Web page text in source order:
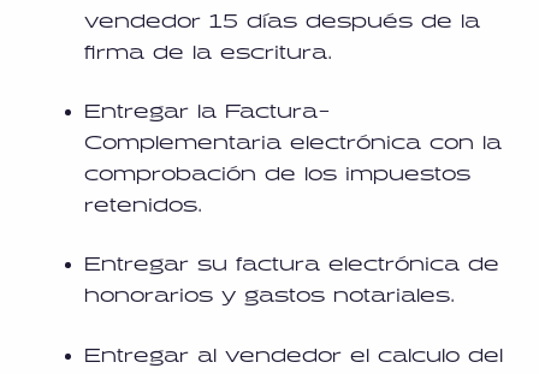
vendedor 15 días después de la
firma de la escritura.
Entregar la Factura-
Complementaria electrónica con la
comprobación de los impuestos
retenidos.
Entregar su factura electrónica de
honorarios y gastos notariales.
Entregar al vendedor el calculo del